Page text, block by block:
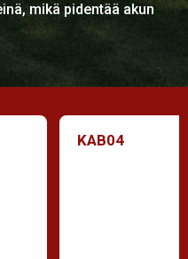
mikä pidentää akun
KAB04